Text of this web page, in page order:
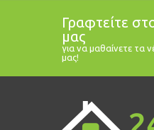
Γραφτείτε
μας
για να μαθαίνετε τα
μας!